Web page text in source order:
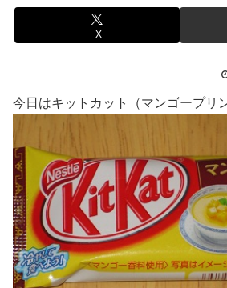
X
今日はキットカット（マンゴープリ